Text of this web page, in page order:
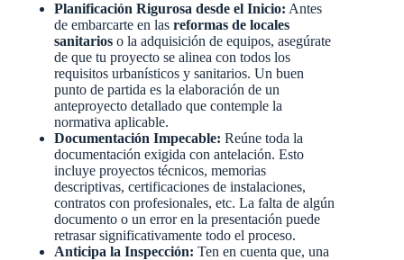
Planificación Rigurosa desde el Inicio: Antes
de embarcarte en las reformas de locales
sanitarios o la adquisición de equipos, asegúrate
de que tu proyecto se alinea con todos los
requisitos urbanísticos y sanitarios. Un buen
punto de partida es la elaboración de un
anteproyecto detallado que contemple la
normativa aplicable.
Documentación Impecable: Reúne toda la
documentación exigida con antelación. Esto
incluye proyectos técnicos, memorias
descriptivas, certificaciones de instalaciones,
contratos con profesionales, etc. La falta de algún
documento o un error en la presentación puede
retrasar significativamente todo el proceso.
Anticipa la Inspección: Ten en cuenta que, una